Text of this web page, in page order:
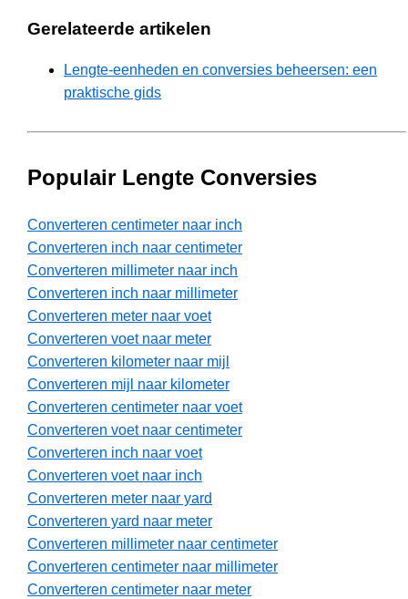
Gerelateerde artikelen
Lengte-eenheden en conversies beheersen: een
praktische gids
Populair Lengte Conversies
Converteren centimeter naar inch
Converteren inch naar centimeter
Converteren millimeter naar inch
Converteren inch naar millimeter
Converteren meter naar voet
Converteren voet naar meter
Converteren kilometer naar mijl
Converteren mijl naar kilometer
Converteren centimeter naar voet
Converteren voet naar centimeter
Converteren inch naar voet
Converteren voet naar inch
Converteren meter naar yard
Converteren yard naar meter
Converteren millimeter naar centimeter
Converteren centimeter naar millimeter
Converteren centimeter naar meter